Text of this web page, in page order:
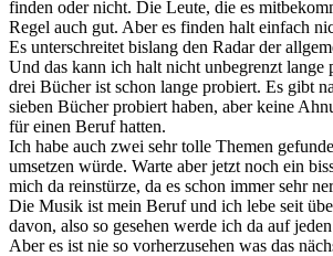
finden oder nicht. Die Leute, die es
Regel auch gut. Aber es finden halt einfach
Es unterschreitet bislang den Radar der
Und das kann ich halt nicht unbegrenzt lange
drei Bücher ist schon lange probiert. Es gibt
sieben Bücher probiert haben, aber keine
für einen Beruf hatten.
Ich habe auch zwei sehr tolle Themen
umsetzen würde. Warte aber jetzt noch ein
mich da reinstürze, da es schon immer sehr
Die Musik ist mein Beruf und ich lebe seit
davon, also so gesehen werde ich da auf
Aber es ist nie so vorherzusehen was das